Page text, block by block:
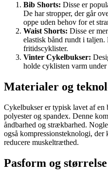
Bib Shorts: Disse er
De har stropper, der går
oppe uden behov for et
Waist Shorts: Disse er
elastisk bånd rundt i
fritidscyklister.
Vinter Cykelbukser:
holde cyklisten varm
Materialer og
Cykelbukser er typisk lavet af en
polyester og spandex. Denne
åndbarhed og strækbarhed.
også kompressionsteknologi,
reducere muskeltræthed.
Pasform og størrelse